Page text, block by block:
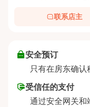
联系店主
安全预订
只有在房东确认
受信任的支付
通过安全网关和